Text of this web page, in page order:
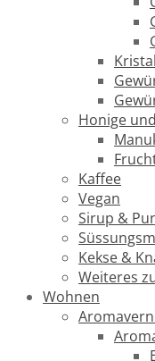
Honige
Kaffee
Vegan
Sirup &
Kekse &
Weiteres
Wohnen